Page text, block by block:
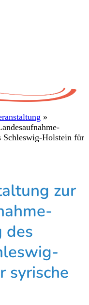
»
Schleswig-Holstein für
zur
des
syrische